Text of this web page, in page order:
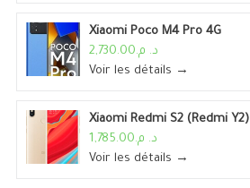
Xiaomi Poco M4 Pro 4G
د. م.2,730.00
Voir les détails →
Xiaomi Redmi S2 (Redmi Y2)
د. م.1,785.00
Voir les détails →